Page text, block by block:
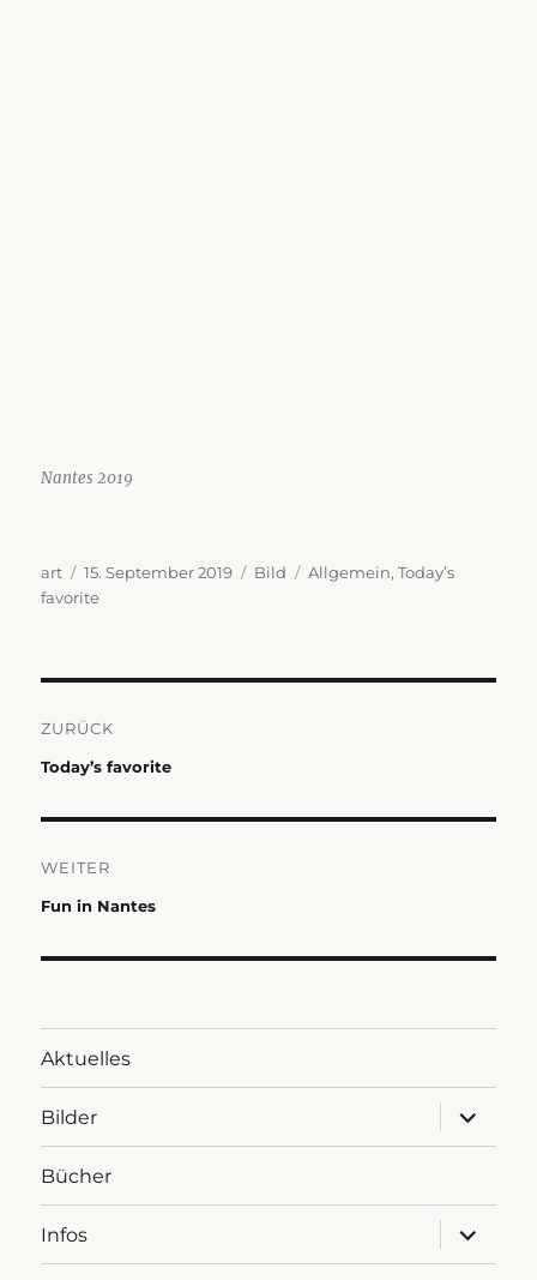
Nantes 2019
Autor
art
Veröffentlicht
am
15. September 2019 Format
Bild Kategorien
Allgemein,Today’s
favorite
ZURÜCK
Vorheriger
Today’s favorite
WEITER
Nächster
Fun in Nantes
Aktuelles
Bilder
anzeigen
Bücher
Infos
anzeigen